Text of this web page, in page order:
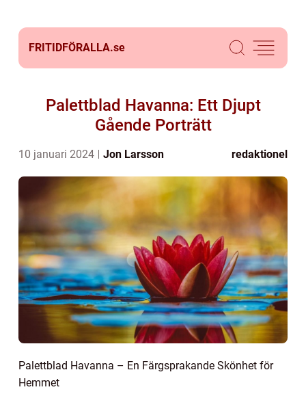
FRITIDFÖRALLA.se
Palettblad Havanna: Ett Djupt
Gående Porträtt
10 januari 2024 Jon Larsson redaktionel
Palettblad Havanna – En Färgsprakande Skönhet för
Hemmet